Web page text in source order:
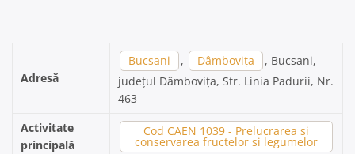
Adresă
Bucsani , Dâmbovița
, Bucsani,
județul Dâmbovița, Str. Linia Padurii, Nr.
463
Activitate
principală
Cod CAEN 1039 - Prelucrarea si
conservarea fructelor si legumelor